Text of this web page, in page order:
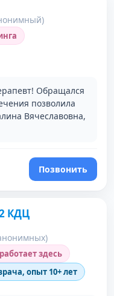
Обращался
позволила
Вячеславовна,
Позвонить
КДЦ
здесь
опыт 10+ лет